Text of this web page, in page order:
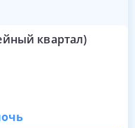
квартал)